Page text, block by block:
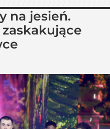
na jesień.